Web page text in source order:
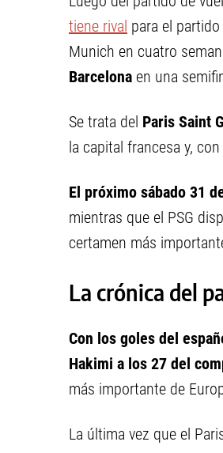
tiene rival para el
Munich en cuatro
Barcelona en una
Se trata del Paris Saint
la capital francesa y,
El próximo sábado 31
mientras que el PSG
certamen más
La crónica del
Con los goles del
Hakimi a los 27 del
más importante de
La última vez que el